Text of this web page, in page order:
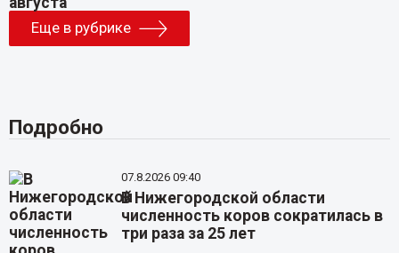
Еще в рубрике
Подробно
07.8.2026 09:40
В Нижегородской области
численность коров сократилась в
три раза за 25 лет